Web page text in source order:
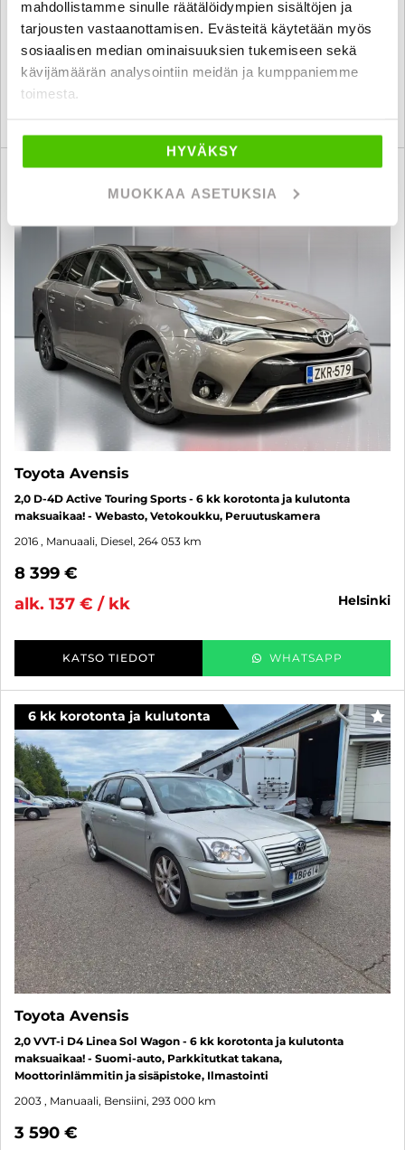
mahdollistamme sinulle räätälöidympien sisältöjen ja
tarjousten vastaanottamisen. Evästeitä käytetään myös
sosiaalisen median ominaisuuksien tukemiseen sekä
kävijämäärän analysointiin meidän ja kumppaniemme
toimesta.
HYVÄKSY
MUOKKAA ASETUKSIA
17 880 €
alk. 203 € / kk
porvoo
6 kk korotonta ja kulutonta
Toyota Avensis
2,0 D-4D Active Touring Sports - 6 kk korotonta ja kulutonta
maksuaikaa! - Webasto, Vetokoukku, Peruutuskamera
2016 , Manuaali, Diesel, 264 053 km
8 399 €
alk. 137 € / kk
helsinki
KATSO TIEDOT WHATSAPP
6 kk korotonta ja kulutonta
Toyota Avensis
2,0 VVT-i D4 Linea Sol Wagon - 6 kk korotonta ja kulutonta
maksuaikaa! - Suomi-auto, Parkkitutkat takana,
Moottorinlämmitin ja sisäpistoke, Ilmastointi
2003 , Manuaali, Bensiini, 293 000 km
3 590 €